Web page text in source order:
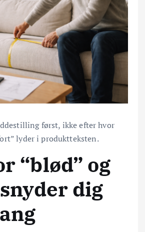
først, ikke efter hvor
lyder i produktteksten.
“blød” og
dig